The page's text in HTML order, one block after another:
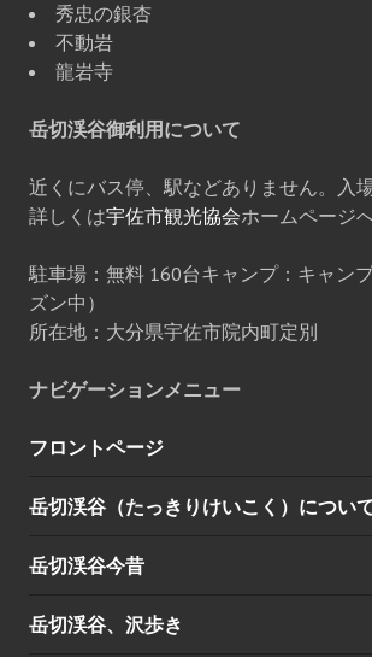
秀忠の銀杏
不動岩
龍岩寺
岳切渓谷御利用について
近くにバス停、駅などありません。入
詳しくは宇佐市観光協会ホームページ
駐車場：無料 160台キャンプ：キャン
ズン中）
所在地：大分県宇佐市院内町定別
ナビゲーションメニュー
フロントページ
岳切渓谷（たっきりけいこく）につい
岳切渓谷今昔
岳切渓谷、沢歩き